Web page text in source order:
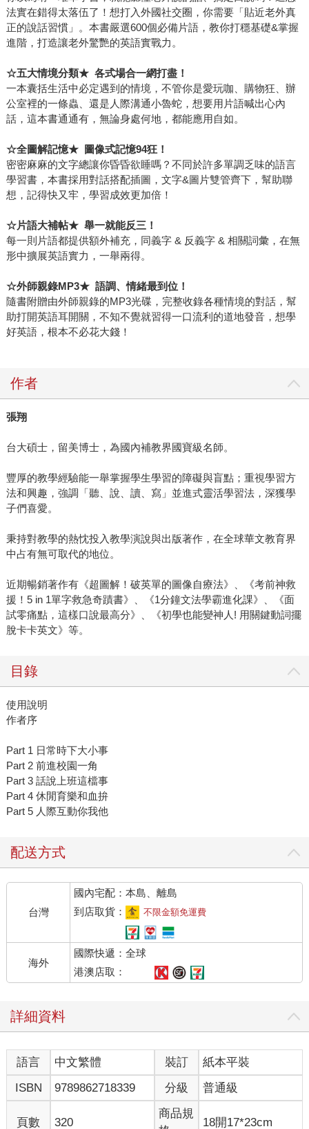
法實在錯得太落伍了！想打入外國社交圈，你需要「貼近老外真
正的說話習慣」。本書嚴選600個必備片語，教你打穩基礎&掌握
進階，打造讓老外驚艷的英語實戰力。
☆五大情境分類★ 各式場合一網打盡！
一本囊括生活中必定遇到的情境，不管你是愛玩咖、購物狂、辦
公室裡的一條蟲、還是人際溝通小魯蛇，想要用片語喊出心內
話，這本書通通有，無論身處何地，都能應用自如。
☆全圖解記憶★ 圖像式記憶94狂！
密密麻麻的文字總讓你昏昏欲睡嗎？不同於許多單調乏味的語言
學習書，本書採用對話搭配插圖，文字&圖片雙管齊下，幫助聯
想，記得快又牢，學習成效更加倍！
☆片語大補帖★ 舉一就能反三！
每一則片語都提供額外補充，同義字 & 反義字 & 相關詞彙，在無
形中擴展英語實力，一舉兩得。
☆外師親錄MP3★ 語調、情緒最到位！
隨書附贈由外師親錄的MP3光碟，完整收錄各種情境的對話，幫
助打開英語耳開關，不知不覺就習得一口流利的道地發音，想學
好英語，根本不必花大錢！
作者
張翔
台大碩士，留美博士，為國內補教界國寶級名師。
豐厚的教學經驗能一舉掌握學生學習的障礙與盲點；重視學習方
法和興趣，強調「聽、說、讀、寫」並進式靈活學習法，深獲學
子們喜愛。
秉持對教學的熱忱投入教學演說與出版著作，在全球華文教育界
中占有無可取代的地位。
近期暢銷著作有《超圖解！破英單的圖像自療法》、《考前神救
援！5 in 1單字救急奇蹟書》、《1分鐘文法學霸進化課》、《面
試零痛點，這樣口說最高分》、《初學也能變神人! 用關鍵動詞擺
脫卡卡英文》等。
目錄
使用說明
作者序
Part 1 日常時下大小事
Part 2 前進校園一角
Part 3 話說上班這檔事
Part 4 休閒育樂和血拚
Part 5 人際互動你我他
配送方式
台灣
國內宅配：本島、離島
到店取貨：
不限金額免運費
海外
國際快遞：全球
港澳店取：
詳細資料
語言 中文繁體 裝訂
紙本平裝
ISBN
9789862718339 分級 普通級
頁數 320
商品規
18開17*23cm